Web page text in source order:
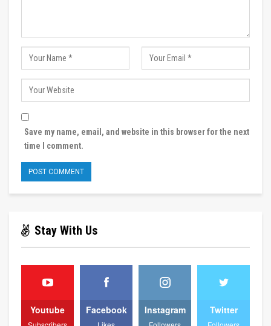
Save my name, email, and website in this browser for the next
time I comment.
Stay With Us
Youtube Facebook Instagram Twitter